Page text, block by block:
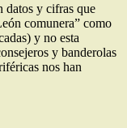
datos y cifras que
comunera” como
y no esta
y banderolas
nos han